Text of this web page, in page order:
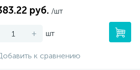
руб. /шт
+ шт
к сравнению